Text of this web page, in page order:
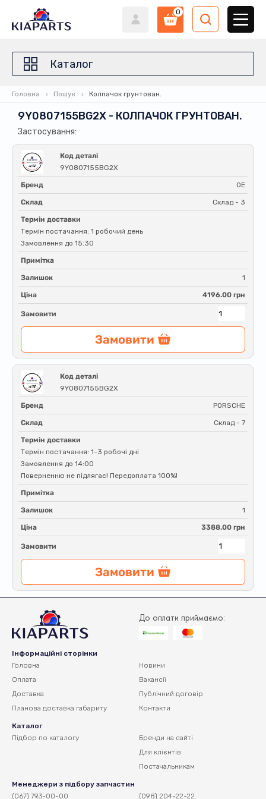
0
Каталог
Головна Пошук Колпачок грунтован.
9Y0807155BG2X - КОЛПАЧОК ГРУНТОВАН.
Застосування:
Код деталі
9Y0807155BG2X
Бренд OE
Склад Склад - 3
Термін доставки
Термін постачання: 1 робочий день
Замовлення до 15:30
Примітка
Залишок 1
Ціна 4196.00 грн
Замовити
Замовити
Код деталі
9Y0807155BG2X
Бренд PORSCHE
Склад Склад - 7
Термін доставки
Термін постачання: 1-3 робочі дні
Замовлення до 14:00
Поверненню не підлягає! Передоплата 100%!
Примітка
Залишок 1
Ціна 3388.00 грн
Замовити
Замовити
До оплати приймаємо:
Інформаційні сторінки
Головна
Оплата
Доставка
Планова доставка габариту
Новини
Вакансії
Публічний договір
Контакти
Каталог
Підбор по каталогу
Бренди на сайті
Для клієнтів
Постачальникам
Менеджери з підбору запчастин
(067) 793-00-00
(098) 204-22-22